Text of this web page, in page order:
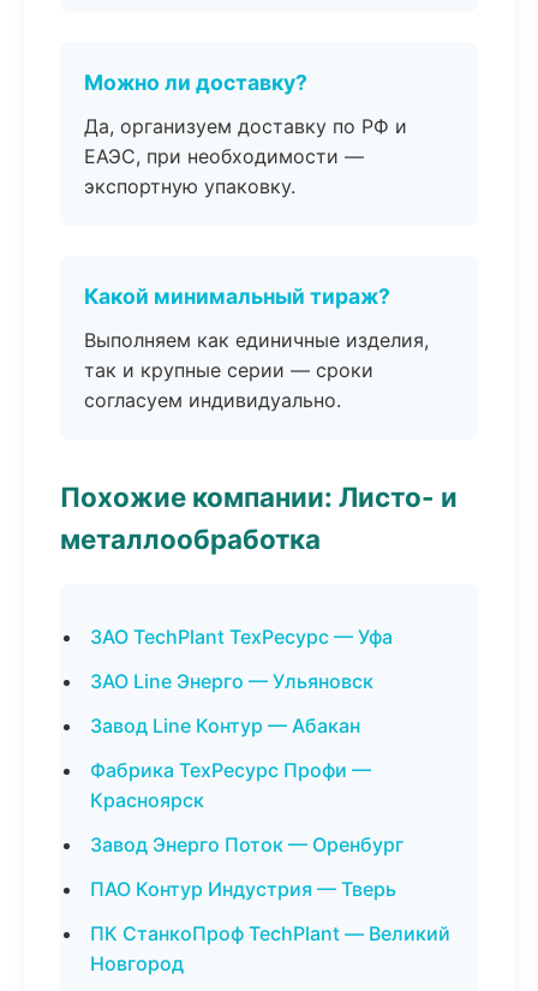
Можно ли доставку?
Да, организуем доставку по РФ и
ЕАЭС, при необходимости —
экспортную упаковку.
Какой минимальный тираж?
Выполняем как единичные изделия,
так и крупные серии — сроки
согласуем индивидуально.
Похожие компании: Листо- и
металлообработка
ЗАО TechPlant ТехРесурс — Уфа
ЗАО Line Энерго — Ульяновск
Завод Line Контур — Абакан
Фабрика ТехРесурс Профи —
Красноярск
Завод Энерго Поток — Оренбург
ПАО Контур Индустрия — Тверь
ПК СтанкоПроф TechPlant — Великий
Новгород